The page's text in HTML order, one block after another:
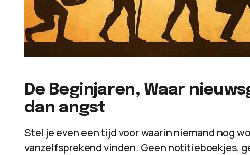
De Beginjaren, Waar
dan angst
Stel je even een tijd voor waarin niemand nog
vanzelfsprekend vinden. Geen notitieboekjes,